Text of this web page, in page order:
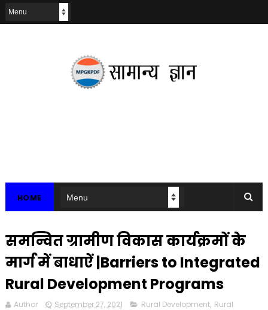
HOME
समन्वित ग्रामीण विकास कार्यक्रमों के
मार्ग में बाधाऐं |Barriers to Integrated
Rural Development Programs
Author September 27, 2021 Rural Development, Rural